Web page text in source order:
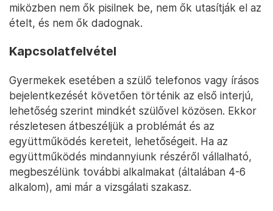
miközben nem ők pisilnek be, nem ők utasítják el az
ételt, és nem ők dadognak.
Kapcsolatfelvétel
Gyermekek esetében a szülő telefonos vagy írásos
bejelentkezését követően történik az első interjú,
lehetőség szerint mindkét szülővel közösen. Ekkor
részletesen átbeszéljük a problémát és az
együttműködés kereteit, lehetőségeit. Ha az
együttműködés mindannyiunk részéről vállalható,
megbeszélünk további alkalmakat (általában 4-6
alkalom), ami már a vizsgálati szakasz.